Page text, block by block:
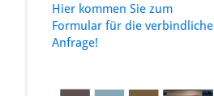
Hier kommen Sie zum
Formular für die verbindliche
Anfrage!